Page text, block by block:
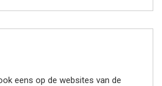
eens op de websites van de